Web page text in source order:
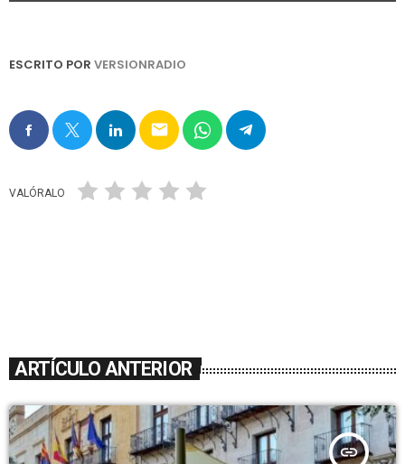
ESCRITO POR VERSIONRADIO
email
VALÓRALO
ARTÍCULO ANTERIOR
insert_link